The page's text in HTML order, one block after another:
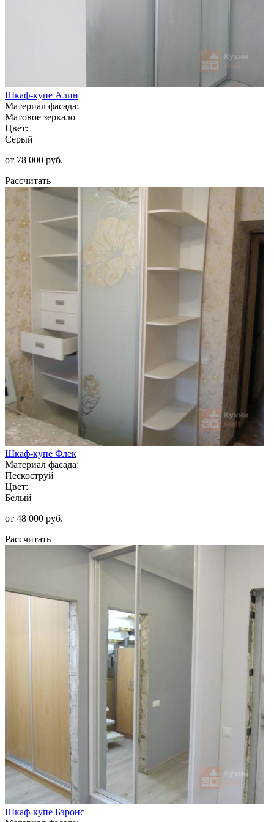
Шкаф-купе Алин
Материал фасада:
Матовое зеркало
Цвет:
Серый
от 78 000 руб.
Рассчитать
Шкаф-купе Флек
Материал фасада:
Пескоструй
Цвет:
Белый
от 48 000 руб.
Рассчитать
Шкаф-купе Бэронс